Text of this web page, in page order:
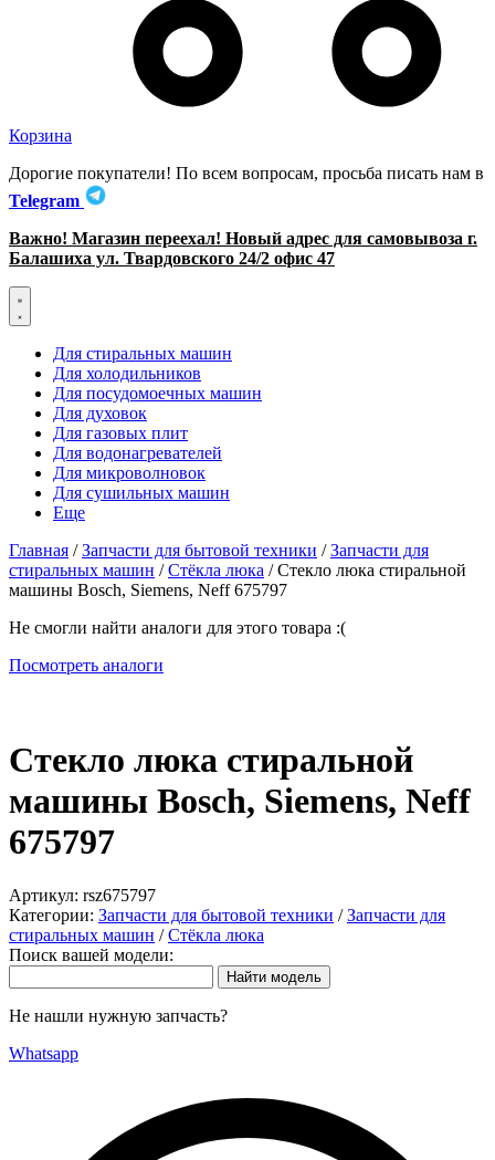
Корзина
Дорогие покупатели! По всем вопросам, просьба писать нам в
Telegram
Важно! Магазин переехал! Новый адрес для самовывоза г.
Балашиха ул. Твардовского 24/2 офис 47
Для стиральных машин
Для холодильников
Для посудомоечных машин
Для духовок
Для газовых плит
Для водонагревателей
Для микроволновок
Для сушильных машин
Еще
Главная /Запчасти для бытовой техники /Запчасти для
стиральных машин /Стёкла люка / Стекло люка стиральной
машины Bosch, Siemens, Neff 675797
Не смогли найти аналоги для этого товара :(
Посмотреть аналоги
Стекло люка стиральной
машины Bosch, Siemens, Neff
675797
Артикул: rsz675797
Категории: Запчасти для бытовой техники /Запчасти для
стиральных машин /Стёкла люка
Поиск вашей модели:
Не нашли нужную запчасть?
Whatsapp